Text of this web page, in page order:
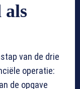
als
van de drie
operatie:
de opgave